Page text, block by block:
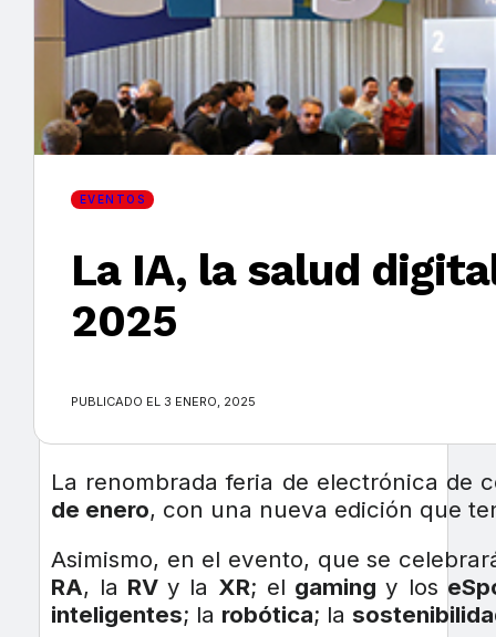
HEMEROTECA
Encuentra tu noticia
×
EVENTOS
La IA, la salud
2025
PUBLICADO EL 3 ENERO, 2025
La renombrada feria de electrónica de
de enero, con una nueva edición que
Asimismo, en el evento, que se
RA, la RV y la XR; el gaming y los
inteligentes; la robótica; la